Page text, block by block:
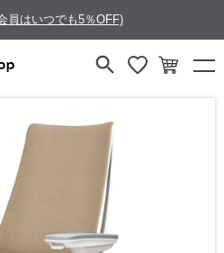
員はいつでも5％OFF)